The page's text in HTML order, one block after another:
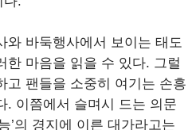
와 바둑행사에서 보이는 태도
한 마음을 읽을 수 있다. 그럴
고 팬들을 소중히 여기는 손흥
. 이쯤에서 슬며시 드는 의문
’의 경지에 이른 대가라고는